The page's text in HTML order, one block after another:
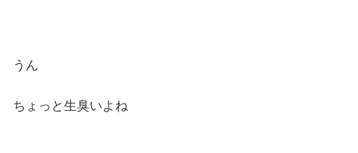
うん
ちょっと生臭いよね